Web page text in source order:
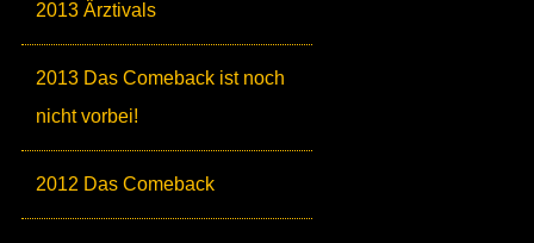
2013 Ärztivals
2013 Das Comeback ist noch
nicht vorbei!
2012 Das Comeback